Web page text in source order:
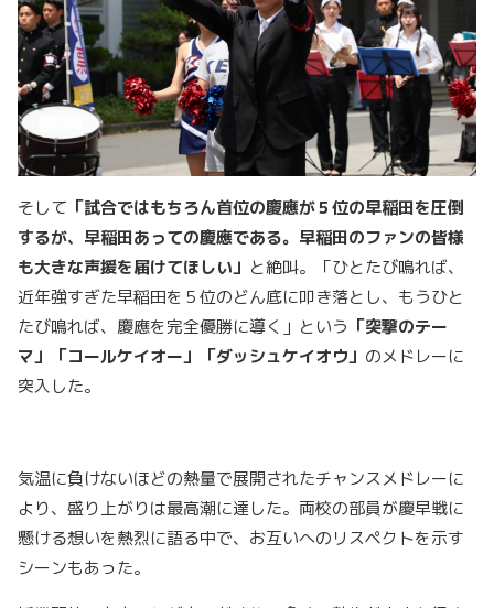
そして 「試合ではもちろん首位の慶應が５位の早稲田を圧倒
するが、早稲田あっての慶應である。早稲田のファンの皆様
も大きな声援を届けてほしい」 と絶叫。「ひとたび鳴れば、
近年強すぎた早稲田を５位のどん底に叩き落とし、もうひと
たび鳴れば、慶應を完全優勝に導く」という 「突撃のテー
マ」「コールケイオー」「ダッシュケイオウ」 のメドレーに
突入した。
気温に負けないほどの熱量で展開されたチャンスメドレーに
より、盛り上がりは最高潮に達した。両校の部員が慶早戦に
懸ける想いを熱烈に語る中で、お互いへのリスペクトを示す
シーンもあった。